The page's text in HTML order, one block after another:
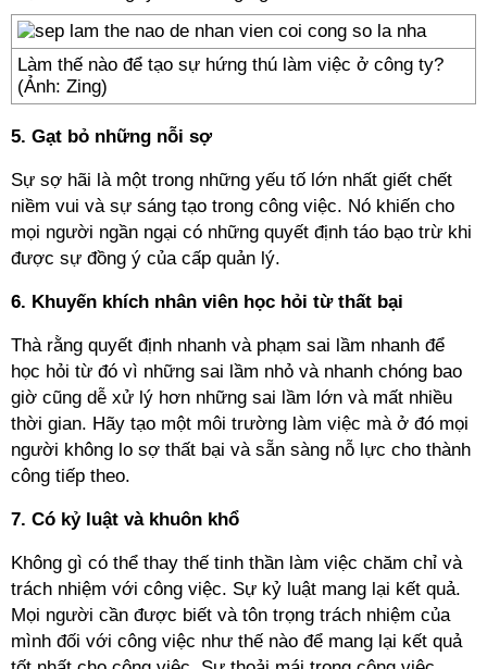
Làm thế nào để tạo sự hứng thú làm việc ở công ty?
(Ảnh: Zing)
5. Gạt bỏ những nỗi sợ
Sự sợ hãi là một trong những yếu tố lớn nhất giết chết
niềm vui và sự sáng tạo trong công việc. Nó khiến cho
mọi người ngần ngại có những quyết định táo bạo trừ khi
được sự đồng ý của cấp quản lý.
6. Khuyến khích nhân viên học hỏi từ thất bại
Thà rằng quyết định nhanh và phạm sai lầm nhanh để
học hỏi từ đó vì những sai lầm nhỏ và nhanh chóng bao
giờ cũng dễ xử lý hơn những sai lầm lớn và mất nhiều
thời gian. Hãy tạo một môi trường làm việc mà ở đó mọi
người không lo sợ thất bại và sẵn sàng nỗ lực cho thành
công tiếp theo.
7. Có kỷ luật và khuôn khổ
Không gì có thể thay thế tinh thần làm việc chăm chỉ và
trách nhiệm với công việc. Sự kỷ luật mang lại kết quả.
Mọi người cần được biết và tôn trọng trách nhiệm của
mình đối với công việc như thế nào để mang lại kết quả